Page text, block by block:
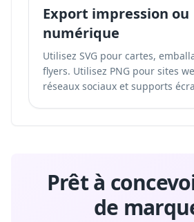
Export impression ou
numérique
Utilisez SVG pour cartes,
flyers. Utilisez PNG pour sites
réseaux sociaux et supports
Prêt à
de